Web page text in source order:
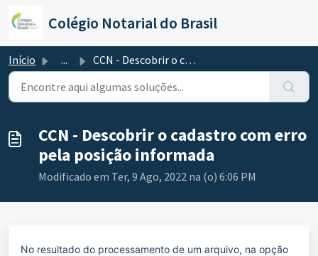
Colégio Notarial do Brasil
Início ... CCN - Descobrir o cadastro com erro pela posição informada
CCN - Descobrir o cadastro com erro
pela posição informada
Modificado em Ter, 9 Ago, 2022 na (o) 6:06 PM
No resultado do processamento de um arquivo, na opção